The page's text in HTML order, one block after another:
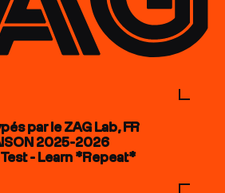
par le ZAG Lab, FR
2025-2026
- Learn *Repeat*